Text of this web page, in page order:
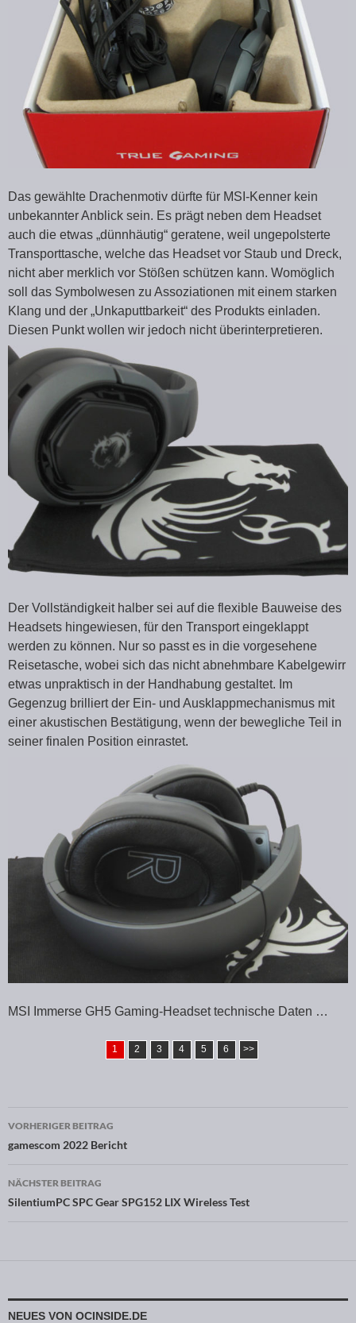
Das gewählte Drachenmotiv dürfte für MSI-Kenner kein
unbekannter Anblick sein. Es prägt neben dem Headset
auch die etwas „dünnhäutig“ geratene, weil ungepolsterte
Transporttasche, welche das Headset vor Staub und Dreck,
nicht aber merklich vor Stößen schützen kann. Womöglich
soll das Symbolwesen zu Assoziationen mit einem starken
Klang und der „Unkaputtbarkeit“ des Produkts einladen.
Diesen Punkt wollen wir jedoch nicht überinterpretieren.
Der Vollständigkeit halber sei auf die flexible Bauweise des
Headsets hingewiesen, für den Transport eingeklappt
werden zu können. Nur so passt es in die vorgesehene
Reisetasche, wobei sich das nicht abnehmbare Kabelgewirr
etwas unpraktisch in der Handhabung gestaltet. Im
Gegenzug brilliert der Ein- und Ausklappmechanismus mit
einer akustischen Bestätigung, wenn der bewegliche Teil in
seiner finalen Position einrastet.
MSI Immerse GH5 Gaming-Headset technische Daten …
1 2 3 4 5 6 >>
Beitragsnavigation
VORHERIGER BEITRAG
gamescom 2022 Bericht
NÄCHSTER BEITRAG
SilentiumPC SPC Gear SPG152 LIX Wireless Test
NEUES VON OCINSIDE.DE